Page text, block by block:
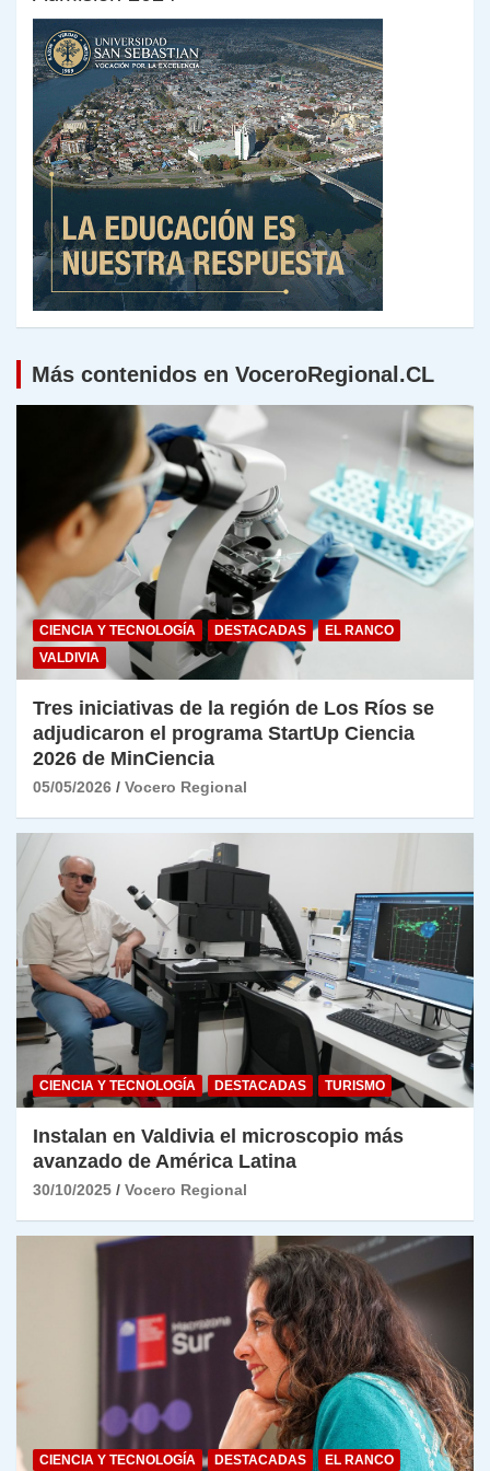
Más contenidos en VoceroRegional.CL
CIENCIA Y TECNOLOGÍA DESTACADAS
EL RANCO
VALDIVIA
Tres iniciativas de la región de Los Ríos se
adjudicaron el programa StartUp Ciencia
2026 de MinCiencia
05/05/2026 Vocero Regional
CIENCIA Y TECNOLOGÍA DESTACADAS TURISMO
Instalan en Valdivia el microscopio más
avanzado de América Latina
30/10/2025 Vocero Regional
CIENCIA Y TECNOLOGÍA DESTACADAS EL RANCO